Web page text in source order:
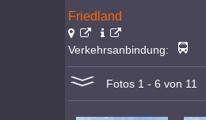
Friedland
Verkehrsanbindung:
Fotos 1 - 6 von 11